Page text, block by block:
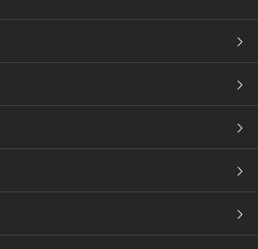
en accessoires